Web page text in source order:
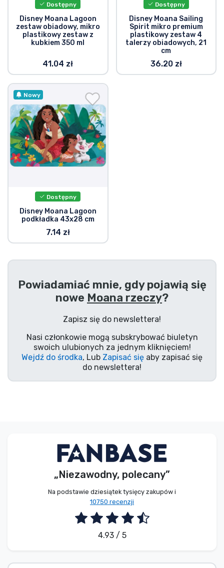
Dostępny
Disney Moana Lagoon
zestaw obiadowy, mikro
plastikowy zestaw z
kubkiem 350 ml
41.04 zł
Dostępny
Disney Moana Sailing
Spirit mikro premium
plastikowy zestaw 4
talerzy obiadowych, 21
cm
36.20 zł
Nowy
Dostępny
Disney Moana Lagoon
podkładka 43x28 cm
7.14 zł
Powiadamiać mnie, gdy pojawią się
nowe Moana rzeczy?
Zapisz się do newslettera!
Nasi członkowie mogą subskrybować biuletyn
swoich ulubionych za jednym kliknięciem!
Wejdź do środka, Lub Zapisać się aby zapisać się
do newslettera!
„Niezawodny, polecany”
Na podstawie dziesiątek tysięcy zakupów i
10750 recenzji
4.93 / 5
Rzeczy z anime
Rzeczy dla graczy
Rzeczy sportowe
Rzeczy muzyczne
Typy produktów
Marki